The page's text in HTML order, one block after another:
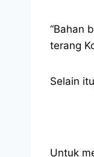
“Bahan
terang
Selain
Untuk